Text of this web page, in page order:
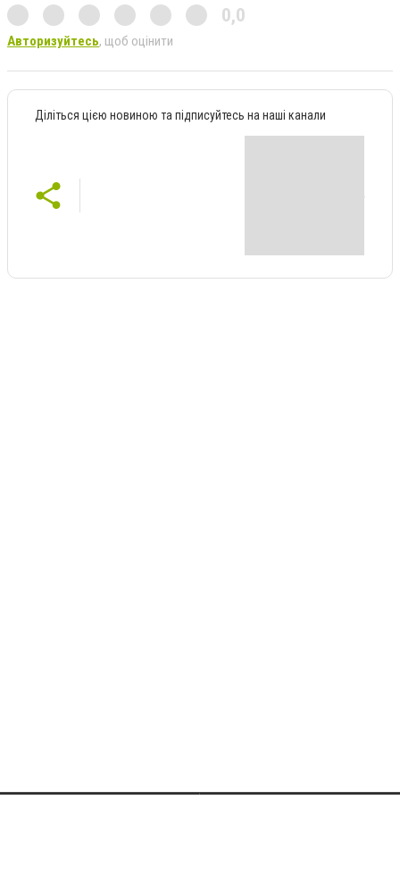
0,0
Авторизуйтесь, щоб оцінити
Діліться цією новиною та підписуйтесь на наші канали